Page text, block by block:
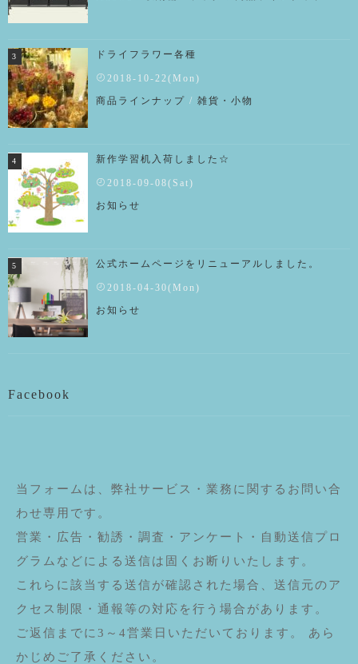
ドライフラワー各種
2018-10-22(Mon)
商品ラインナップ / 雑貨・小物
新作学習机入荷しました☆
2018-09-08(Sat)
お知らせ
公式ホームページをリニューアルしました。
2018-04-30(Mon)
お知らせ
Facebook
当フォームは、弊社サービス・業務に関するお問い合
わせ専用です。
営業・広告・勧誘・調査・アンケート・自動送信プロ
グラムなどによる送信は固くお断りいたします。
これらに該当する送信が確認された場合、送信元のア
クセス制限・通報等の対応を行う場合があります。
ご返信までに3～4営業日いただいております。 あら
かじめご了承ください。